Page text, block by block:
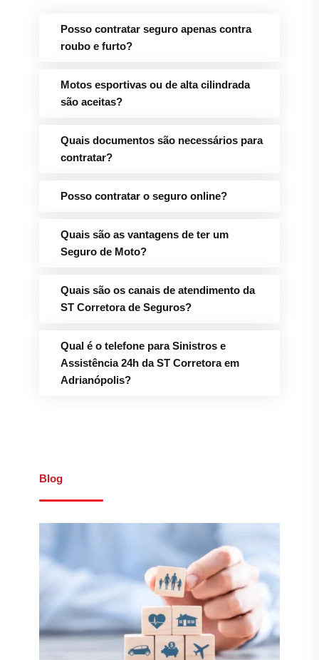
Posso contratar seguro apenas contra
roubo e furto?
Motos esportivas ou de alta cilindrada
são aceitas?
Quais documentos são necessários para
contratar?
Posso contratar o seguro online?
Quais são as vantagens de ter um
Seguro de Moto?
Quais são os canais de atendimento da
ST Corretora de Seguros?
Qual é o telefone para Sinistros e
Assistência 24h da ST Corretora em
Adrianópolis?
Blog